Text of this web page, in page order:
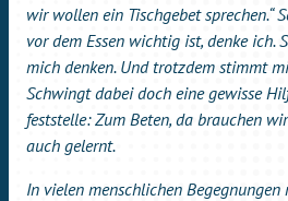
wir wollen ein Tischgebet sprechen.“
vor dem Essen wichtig ist, denke ich.
mich denken. Und trotzdem stimmt
Schwingt dabei doch eine gewisse
feststelle: Zum Beten, da brauchen
auch gelernt.
In vielen menschlichen Begegnungen